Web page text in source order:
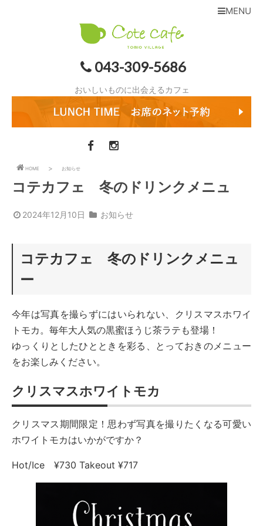
043-309-5686
おいしいものに出会えるカフェ
MENU
HOME お知らせ
コテカフェ 冬のドリンクメニュ
2024年12月10日 お知らせ
コテカフェ 冬のドリンクメニュ
ー
今年は写真を撮らずにはいられない、クリスマスホワイ
トモカ。毎年大人気の黒蜜ほうじ茶ラテも登場！
ゆっくりとしたひとときを彩る、とっておきのメニュー
をお楽しみください。
クリスマスホワイトモカ
クリスマス期間限定！思わず写真を撮りたくなる可愛い
ホワイトモカはいかがですか？
Hot/Ice ¥730 Takeout ¥717